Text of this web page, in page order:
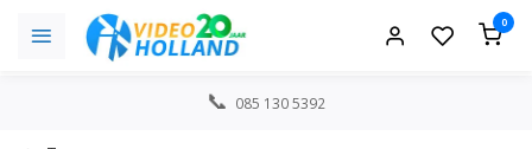
0
085 130 5392